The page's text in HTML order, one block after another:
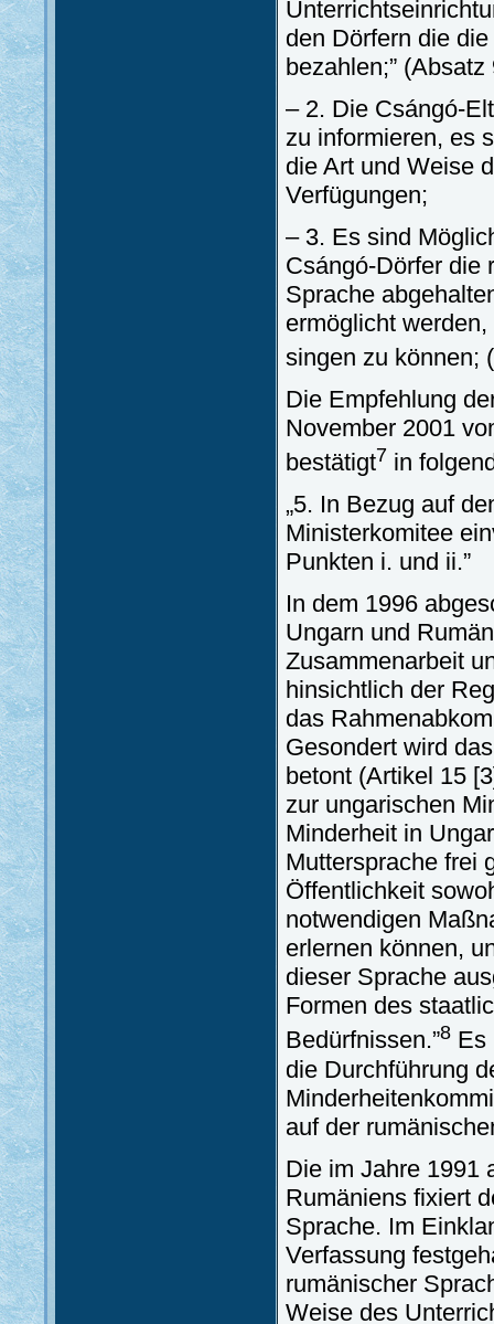
den Dörfern die
bezahlen;” (Absatz
– 2. Die Csángó-
zu informieren, es
die Art und Weise
Verfügungen;
– 3. Es sind
Csángó-Dörfer die
Sprache
ermöglicht
singen zu können;
Die Empfehlung
November 2001
bestätigt7 in
„5. In Bezug auf
Ministerkomitee
Punkten i. und ii.”
In dem 1996
Ungarn und
Zusammenarbeit
hinsichtlich der
das
Gesondert wird
betont (Artikel 15
zur ungarischen
Minderheit in
Muttersprache frei
Öffentlichkeit
notwendigen
erlernen können,
dieser Sprache
Formen des
Bedürfnissen.”8 Es
die Durchführung
auf der
Die im Jahre 1991
Rumäniens fixiert
Sprache. Im
Verfassung
rumänischer
Weise des